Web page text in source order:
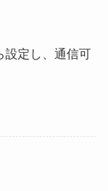
設定し、通信可